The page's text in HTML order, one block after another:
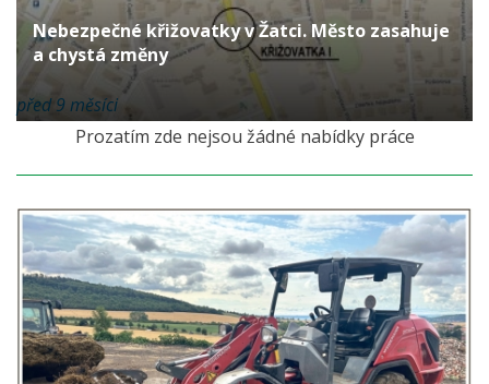
Nebezpečné křižovatky v Žatci. Město zasahuje
a chystá změny
před 9 měsíci
Prozatím zde nejsou žádné nabídky práce